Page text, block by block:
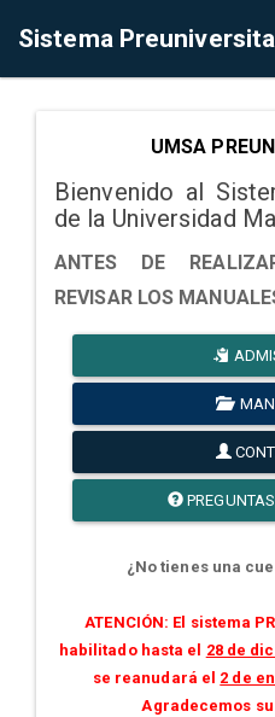
Sistema
UMSA
Bienvenido al
de la Universidad
ANTES DE
REVISAR LOS
¿No tienes una
ATENCIÓN: El sistema
habilitado hasta el 28 de
se reanudará el 2 de
Agradecemos